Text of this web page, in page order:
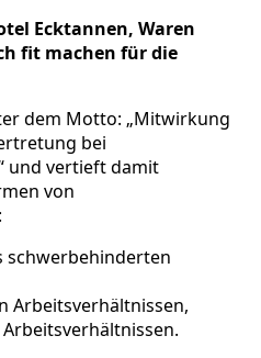
Ecktannen, Waren
fit machen für die
dem Motto: „Mitwirkung
bei
und vertieft damit
von
schwerbehinderten
Arbeitsverhältnissen,